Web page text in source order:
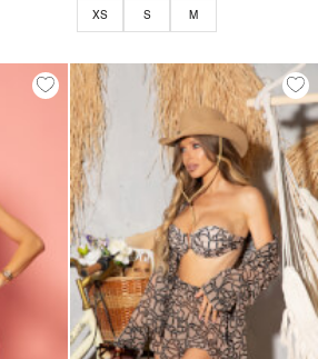
XS S M